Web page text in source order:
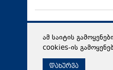
ამ საიტის
cookies-ის
დახურვა